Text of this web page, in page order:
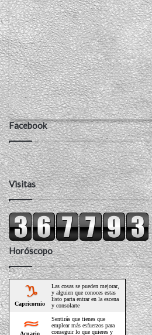
Facebook
Visitas
Horóscopo